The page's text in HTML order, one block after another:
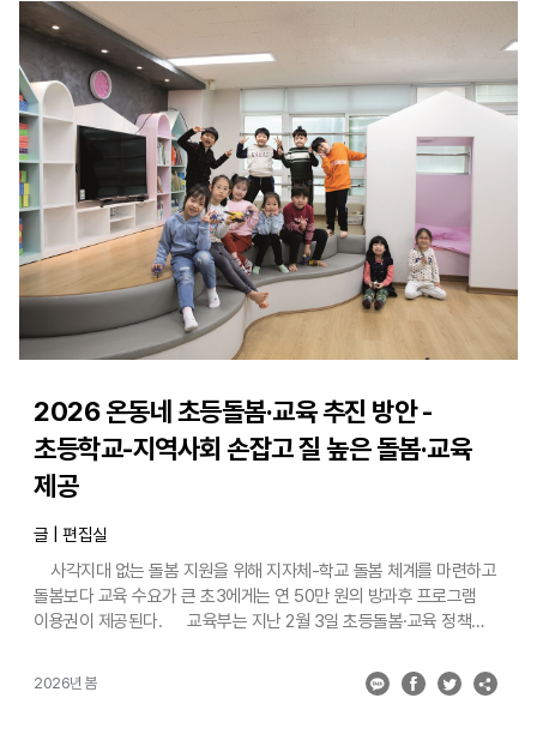
3특 권역별 성장엔진 분야의 기업이 필요로 하는 우수 인재를
양성하고, 지역 기업과 인재가 함께 성장하며 국가균형성장을 도모하는
데 목적을 두고 있다. [1] 성장엔진 브랜드 단과대학 및 연구거점 육성
먼저, 거점국립대학을 우수 인재와 선도 기업이 모이는 교육·연구의
거점으로 육성한다는 계획이다. 이를 위해 거점국립대학에 성장엔진
분야의 브랜드 단과대학 및 특성화 융합연구원을 설립하여, 학부-
대학원-연구소를 하나로 묶어 지원한다. 기업이 주도하는 교육과정
개발, 연구개발 지원을 통해 기업과 일체화된 교육 연구 모델을
구축한다(’26년 3개교, 총 1,200억 원). 특성화 융합연구원은 기업,
정부출연연구기관, 과학기술원, 서울대를 비롯한 국내외 유수 대학
등과 전면적 협력체계를 구축하고 연구원 내 대학과 기업이 공동
운영하는 연구소를 설립하여 기술 개발부터 실증까지 한 곳에서
이뤄지도록 할 예정이다. 특히, 대학별로 ▲ 등록금, 생활비 등을 포괄
지원하는 특별 장학 프로그램, ▲ 우수 학부생을 선발하여 지도교수가
밀착 지도하는 학부생 연구 참여 프로그램, ▲ 전문연구원에 준하는
인력으로 성장할 수 있도록 적극 지원한다(연 1,500명 내외). [2] 지역
인공지능(AI) 교육·연구 거점 육성 거점국립대학을 지역 AI 교육
2026 온동네 초등돌봄·교육 추진 방안 -
초등학교-지역사회 손잡고 질 높은 돌봄·교육
제공
글 | 편집실
사각지대 없는 돌봄 지원을 위해 지자체-학교 돌봄 체계를 마련하고
돌봄보다 교육 수요가 큰 초3에게는 연 50만 원의 방과후 프로그램
이용권이 제공된다. 교육부는 지난 2월 3일 초등돌봄·교육 정책
교육 추진 방안’을 발표했다. 교육부는 2024년부터 늘봄학교 정책을
통해 초등학교 1‧2학년의 돌봄 공백 해소를 집중적으로 지원해 왔다.
2026년 봄